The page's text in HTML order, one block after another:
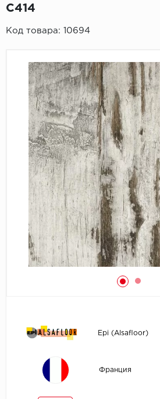
Подложка
Пробковое покрытие
С414
Код товара: 10694
Epi (Alsafloor)
Франция